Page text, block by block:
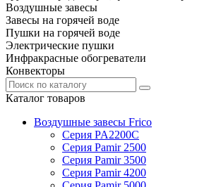
Воздушные завесы
Завесы на горячей воде
Пушки на горячей воде
Электрические пушки
Инфракрасные обогреватели
Конвекторы
Каталог товаров
Воздушные завесы Frico
Серия PA2200C
Серия Pamir 2500
Серия Pamir 3500
Серия Pamir 4200